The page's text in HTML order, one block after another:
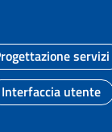
servizi
Interfaccia utente